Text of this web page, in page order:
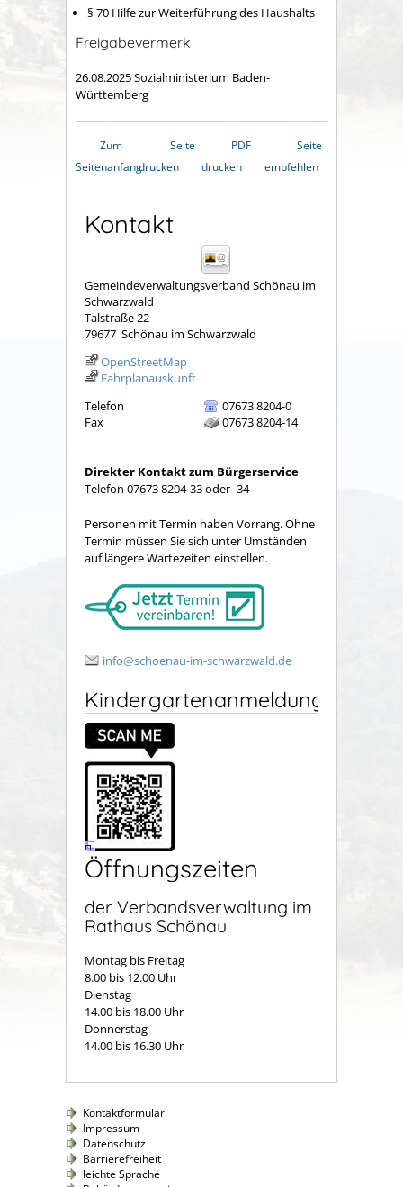
§ 70 Hilfe zur Weiterführung des Haushalts
Freigabevermerk
26.08.2025 Sozialministerium Baden-
Württemberg
Zum
Seitenanfang
Seite
drucken
PDF
drucken
Seite
empfehlen
Kontakt
Gemeindeverwaltungsverband Schönau im
Schwarzwald
Talstraße 22
79677 Schönau im Schwarzwald
OpenStreetMap
Fahrplanauskunft
Telefon
07673 8204-0
Fax
07673 8204-14
Direkter Kontakt zum Bürgerservice
Telefon 07673 8204-33 oder -34
Personen mit Termin haben Vorrang. Ohne
Termin müssen Sie sich unter Umständen
auf längere Wartezeiten einstellen.
info@schoenau-im-schwarzwald.de
Kindergartenanmeldung
Öffnungszeiten
der Verbandsverwaltung im
Rathaus Schönau
Montag bis Freitag
8.00 bis 12.00 Uhr
Dienstag
14.00 bis 18.00 Uhr
Donnerstag
14.00 bis 16.30 Uhr
Kontaktformular
Impressum
Datenschutz
Barrierefreiheit
leichte Sprache